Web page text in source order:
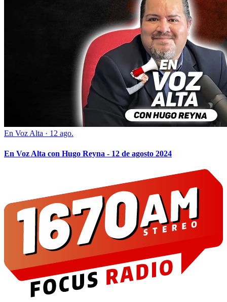
En Voz Alta · 12 ago.
En Voz Alta con Hugo Reyna - 12 de agosto 2024